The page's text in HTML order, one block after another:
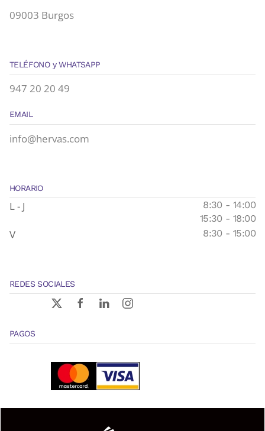
09003 Burgos
TELÉFONO y WHATSAPP
947 20 20 49
EMAIL
info@hervas.com
HORARIO
L - J
8:30 - 14:00
15:30 - 18:00
V 8:30 - 15:00
REDES SOCIALES
PAGOS